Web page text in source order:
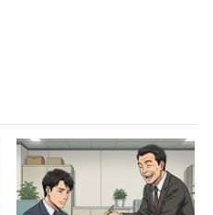
ねる
せにしてくれそう』な芸能
ーン・フジオカさん（32